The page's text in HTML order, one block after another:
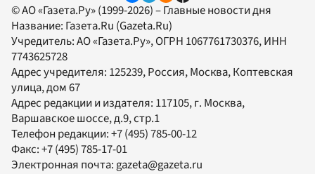
© АО «Газета.Ру» (1999-2026) – Главные новости дня
Название: Газета.Ru (Gazeta.Ru)
Учредитель:АО «Газета.Ру», ОГРН 1067761730376, ИНН
7743625728
Адрес учредителя: 125239, Россия, Москва, Коптевская
улица, дом 67
Адрес редакции и издателя: 117105, г. Москва,
Варшавское шоссе, д.9, стр.1
Телефон редакции:+7 (495) 785-00-12
Факс:+7 (495) 785-17-01
Электронная почта: gazeta@gazeta.ru